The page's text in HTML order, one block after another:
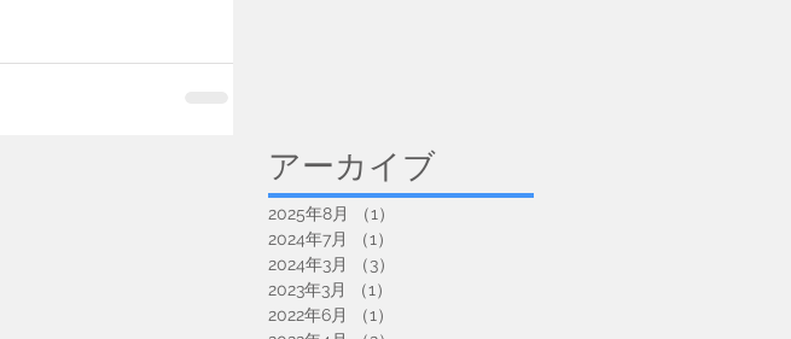
アーカイブ
2025年8月 （1）
2024年7月
（1）
2024年3月
（3）
2023年3月
（1）
2022年6月
（1）